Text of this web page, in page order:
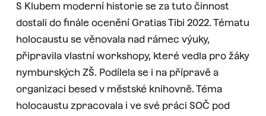
S Klubem moderní historie se za tuto činnost
dostali do finále ocenění Gratias Tibi 2022. Tématu
holocaustu se věnovala nad rámec výuky,
připravila vlastní workshopy, které vedla pro žáky
nymburských ZŠ. Podílela se i na přípravě a
organizaci besed v městské knihovně. Téma
holocaustu zpracovala i ve své práci SOČ pod